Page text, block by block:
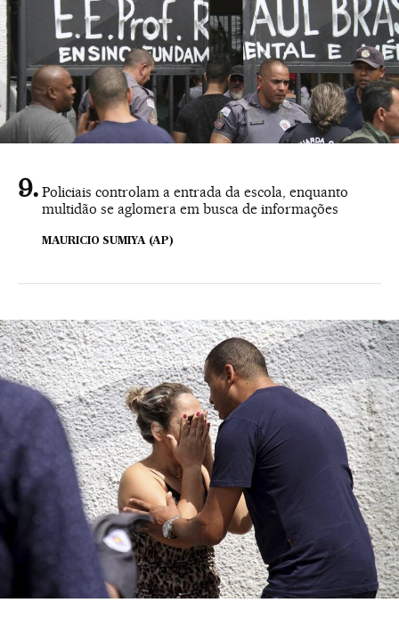
Policiais controlam a entrada da escola, enquanto
multidão se aglomera em busca de informações
MAURICIO SUMIYA (AP)